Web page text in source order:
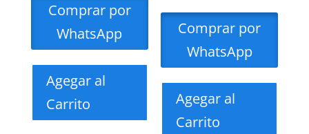
Comprar por
WhatsApp
Agegar al
Carrito
Comprar por
WhatsApp
Agegar al
Carrito